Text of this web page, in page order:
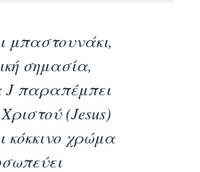
μπαστουνάκι,
σημασία,
J παραπέμπει
(Jesus)
κόκκινο χρώμα